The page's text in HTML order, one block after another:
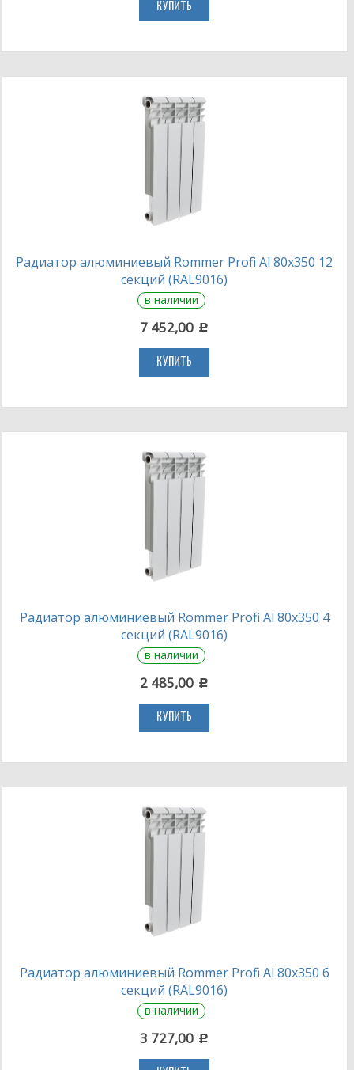
КУПИТЬ
Радиатор алюминиевый Rommer Profi Al 80х350 12
секций (RAL9016)
в наличии
7 452,00 c
КУПИТЬ
Радиатор алюминиевый Rommer Profi Al 80х350 4
секций (RAL9016)
в наличии
2 485,00 c
КУПИТЬ
Радиатор алюминиевый Rommer Profi Al 80х350 6
секций (RAL9016)
в наличии
3 727,00 c